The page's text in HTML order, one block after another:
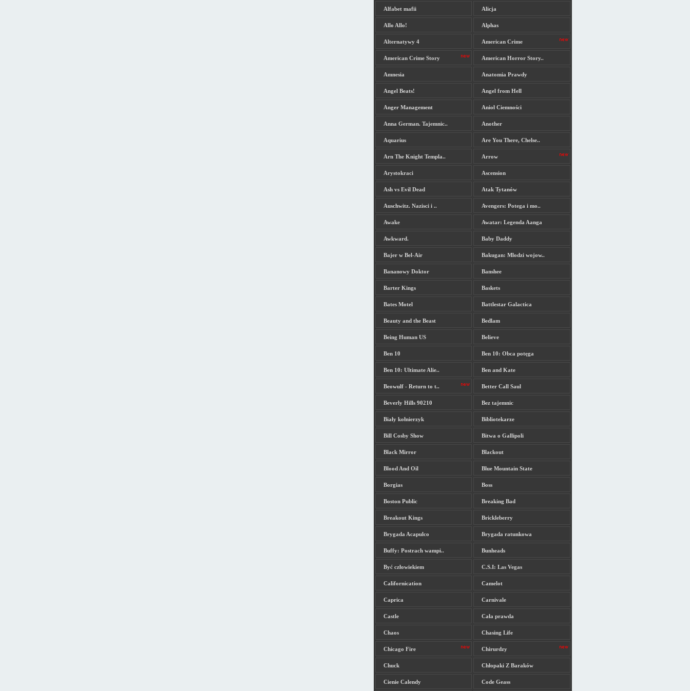
Alfabet mafii Alicja
Allo Allo! Alphas
Alternatywy 4 American Crime
American Crime Story American Horror Story..
Amnesia Anatomia Prawdy
Angel Beats! Angel from Hell
Anger Management Anioł Ciemności
Anna German. Tajemnic.. Another
Aquarius Are You There, Chelse..
Arn The Knight Templa.. Arrow
Arystokraci Ascension
Ash vs Evil Dead Atak Tytanów
Auschwitz. Nazisci i .. Avengers: Potega i mo..
Awake Awatar: Legenda Aanga
Awkward. Baby Daddy
Bajer w Bel-Air Bakugan: Mlodzi wojow..
Bananowy Doktor Banshee
Barter Kings Baskets
Bates Motel Battlestar Galactica
Beauty and the Beast Bedlam
Being Human US Believe
Ben 10 Ben 10: Obca potęga
Ben 10: Ultimate Alie.. Ben and Kate
Beowulf - Return to t.. Better Call Saul
Beverly Hills 90210 Bez tajemnic
Biały kołnierzyk Bibliotekarze
Bill Cosby Show Bitwa o Gallipoli
Black Mirror Blackout
Blood And Oil Blue Mountain State
Borgias Boss
Boston Public Breaking Bad
Breakout Kings Brickleberry
Brygada Acapulco Brygada ratunkowa
Buffy: Postrach wampi.. Bunheads
Być człowiekiem C.S.I: Las Vegas
Californication Camelot
Caprica Carnivale
Castle Cała prawda
Chaos Chasing Life
Chicago Fire Chirurdzy
Chuck Chłopaki Z Baraków
Cienie Calendy Code Geass